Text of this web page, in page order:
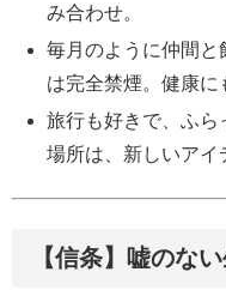
み合わせ。
毎月のように仲間と
は完全禁煙。健康に
旅行も好きで、ふら
場所は、新しいアイ
【信条】嘘のな